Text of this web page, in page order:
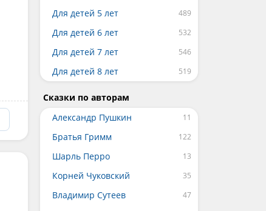
Для детей 5 лет
Для детей 6 лет
Для детей 7 лет
Для детей 8 лет
Сказки по авторам
Александр Пушкин
Братья Гримм
Шарль Перро
Корней Чуковский
Владимир Сутеев